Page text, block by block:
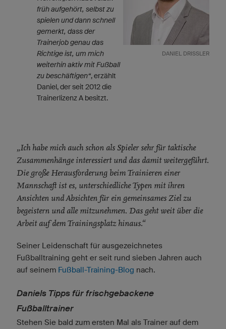
DANIEL DRISSLER
früh aufgehört, selbst zu
spielen und dann schnell
gemerkt, dass der
Trainerjob genau das
Richtige ist, um mich
weiterhin aktiv mit Fußball
zu beschäftigen“, erzählt
Daniel, der seit 2012 die
Trainerlizenz A besitzt.
„Ich habe mich auch schon als Spieler sehr für taktische
Zusammenhänge interessiert und das damit weitergeführt.
Die große Herausforderung beim Trainieren einer
Mannschaft ist es, unterschiedliche Typen mit ihren
Ansichten und Absichten für ein gemeinsames Ziel zu
begeistern und alle mitzunehmen. Das geht weit über die
Arbeit auf dem Trainingsplatz hinaus.“
Seiner Leidenschaft für ausgezeichnetes
Fußballtraining geht er seit rund sieben Jahren auch
auf seinem Fußball-Training-Blog nach.
Daniels Tipps für frischgebackene
Fußballtrainer
Stehen Sie bald zum ersten Mal als Trainer auf dem